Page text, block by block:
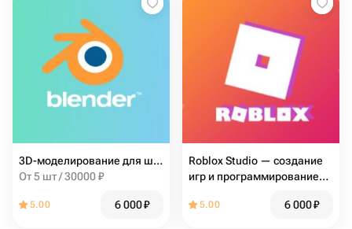
3D-моделирование для школьников в Blender (13-17 лет)
От 5 шт / 30000 ₽
5.00 6 000₽
Roblox Studio — создание
игр и программирование
5.00 6 000₽